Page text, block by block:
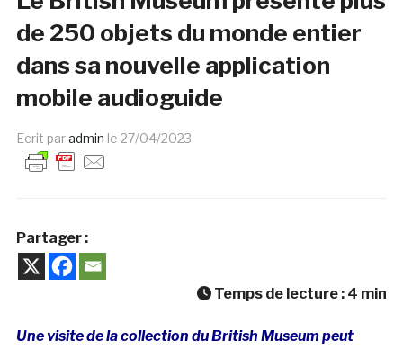
de 250 objets du monde entier
dans sa nouvelle application
mobile audioguide
Ecrit paradmin le 27/04/2023
Partager :
Temps de lecture : 4 min
Une visite de la collection du British Museum peut